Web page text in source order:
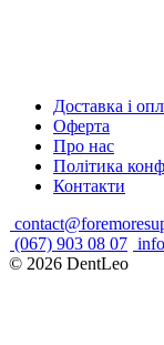
Доставка і
Оферта
Про нас
Політика
Контакти
(067) 903 08 07
© 2026 DentLeo